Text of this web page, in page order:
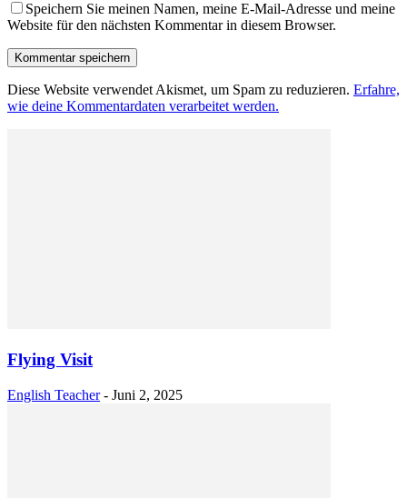
Speichern Sie meinen Namen, meine E-Mail-Adresse und meine
Website für den nächsten Kommentar in diesem Browser.
Diese Website verwendet Akismet, um Spam zu reduzieren. Erfahre,
wie deine Kommentardaten verarbeitet werden.
Flying Visit
English Teacher - Juni 2, 2025